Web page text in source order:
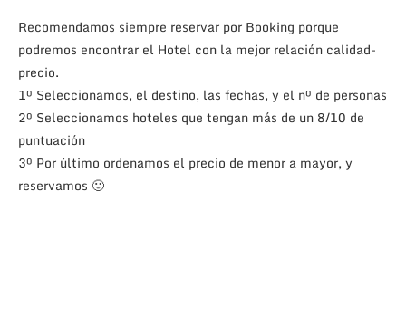
Recomendamos siempre reservar por Booking porque
podremos encontrar el Hotel con la mejor relación calidad-
precio.
1º Seleccionamos, el destino, las fechas, y el nº de personas
2º Seleccionamos hoteles que tengan más de un 8/10 de
puntuación
3º Por último ordenamos el precio de menor a mayor, y
reservamos 🙂